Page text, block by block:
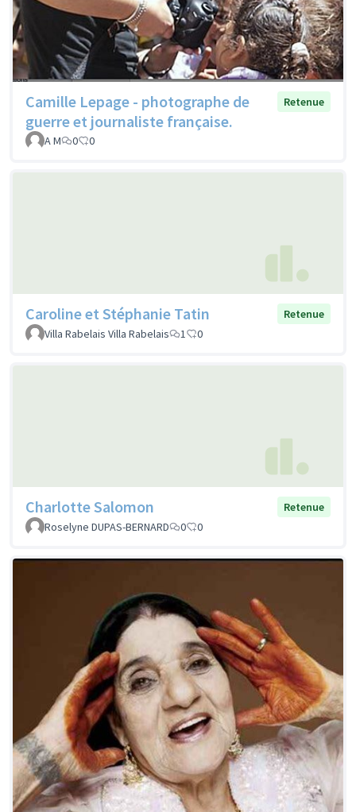
Camille Lepage - photographe de
guerre et journaliste française.
Retenue
A M 0 0
Caroline et Stéphanie Tatin
Retenue
Villa Rabelais Villa Rabelais
1 0
Charlotte Salomon
Retenue
Roselyne DUPAS-BERNARD
0 0